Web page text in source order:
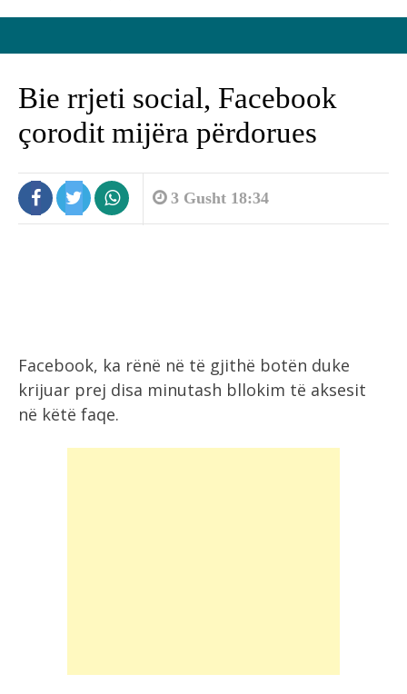
Bie rrjeti social, Facebook
çorodit mijëra përdorues
3 Gusht 18:34
Facebook, ka rënë në të gjithë botën duke
krijuar prej disa minutash bllokim të aksesit
në këtë faqe.